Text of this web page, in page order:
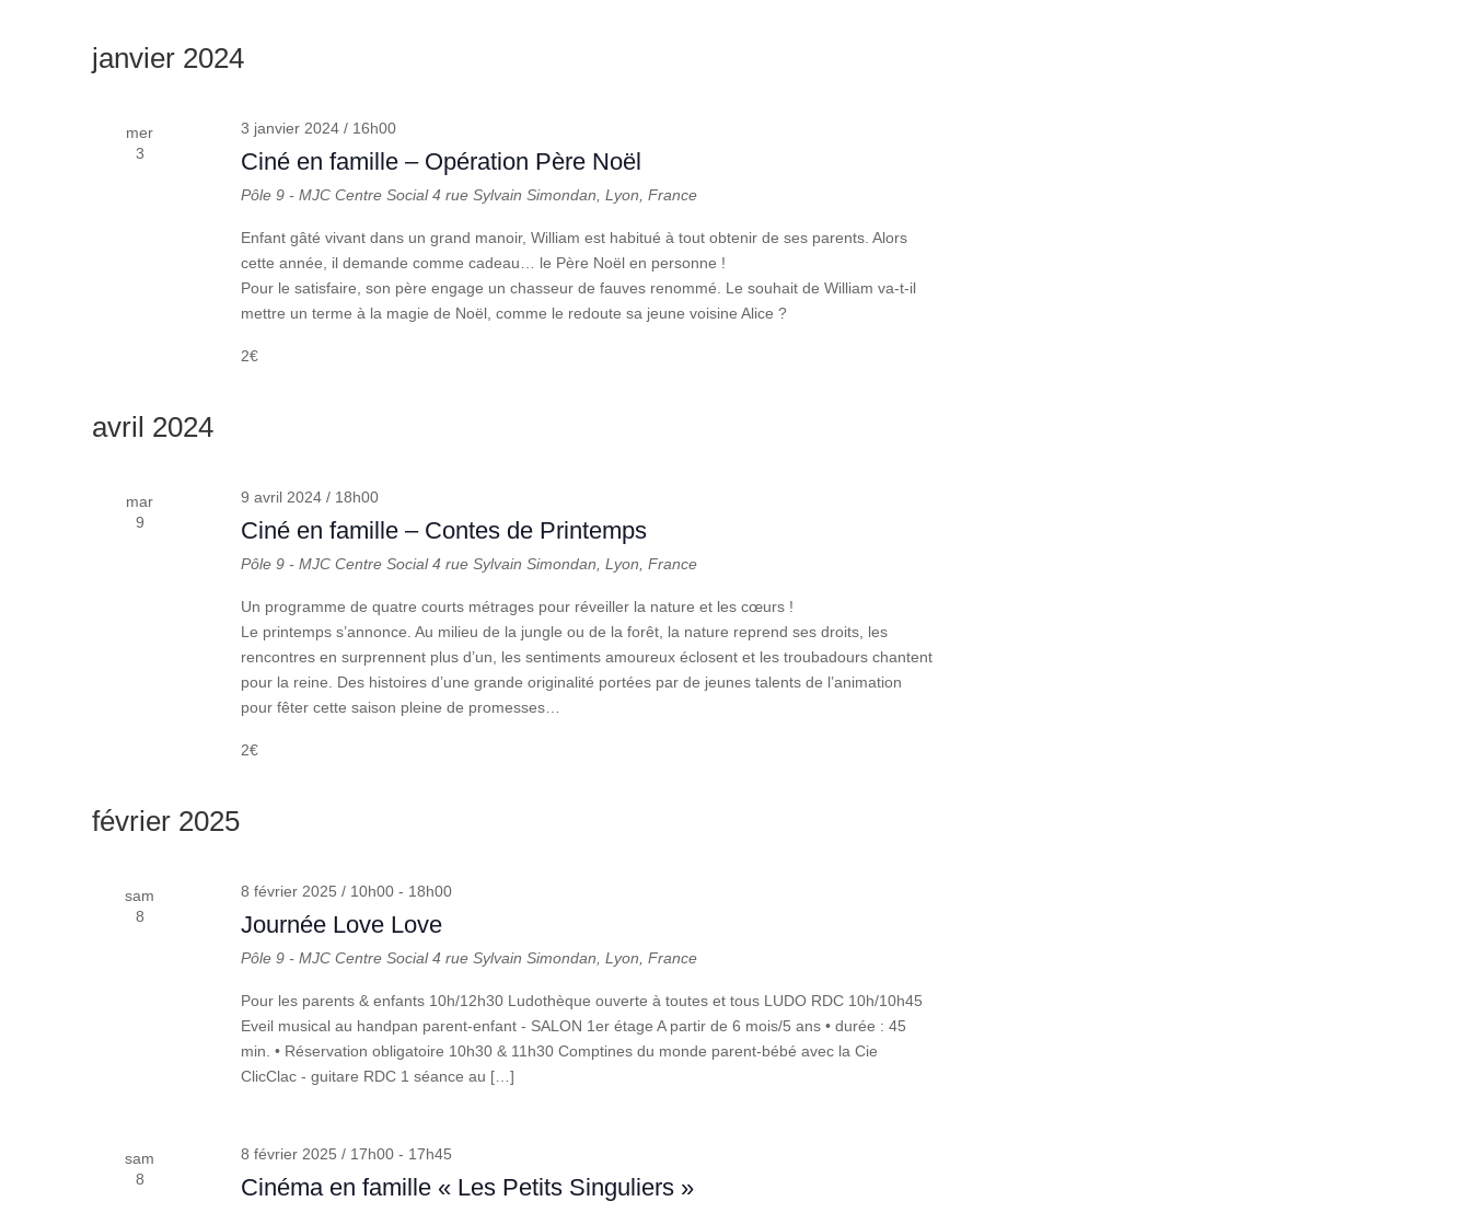
janvier 2024
mer
3
3 janvier 2024 / 16h00
Ciné en famille – Opération Père Noël
Pôle 9 - MJC Centre Social4 rue Sylvain Simondan, Lyon, France
Enfant gâté vivant dans un grand manoir, William est habitué à tout obtenir de ses parents. Alors
cette année, il demande comme cadeau… le Père Noël en personne !
Pour le satisfaire, son père engage un chasseur de fauves renommé. Le souhait de William va-t-il
mettre un terme à la magie de Noël, comme le redoute sa jeune voisine Alice ?
2€
avril 2024
mar
9
9 avril 2024 / 18h00
Ciné en famille – Contes de Printemps
Pôle 9 - MJC Centre Social4 rue Sylvain Simondan, Lyon, France
Un programme de quatre courts métrages pour réveiller la nature et les cœurs !
Le printemps s’annonce. Au milieu de la jungle ou de la forêt, la nature reprend ses droits, les
rencontres en surprennent plus d’un, les sentiments amoureux éclosent et les troubadours chantent
pour la reine. Des histoires d’une grande originalité portées par de jeunes talents de l’animation
pour fêter cette saison pleine de promesses…
2€
février 2025
sam
8
8 février 2025 / 10h00- 18h00
Journée Love Love
Pôle 9 - MJC Centre Social4 rue Sylvain Simondan, Lyon, France
Pour les parents & enfants 10h/12h30 Ludothèque ouverte à toutes et tous LUDO RDC 10h/10h45
Eveil musical au handpan parent-enfant - SALON 1er étage A partir de 6 mois/5 ans • durée : 45
min. • Réservation obligatoire 10h30 & 11h30 Comptines du monde parent-bébé avec la Cie
ClicClac - guitare RDC 1 séance au […]
sam
8
8 février 2025 / 17h00- 17h45
Cinéma en famille « Les Petits Singuliers »